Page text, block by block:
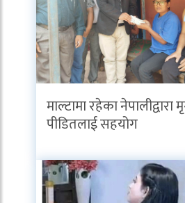
माल्टामा रहेका नेपालीद्वारा
पीडितलाई सहयोग